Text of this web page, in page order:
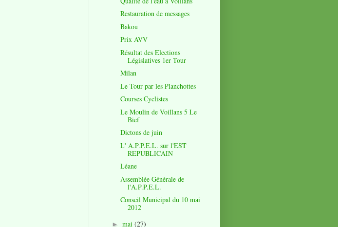
Restauration de messages
Bakou
Prix AVV
Résultat des Elections
Législatives 1er Tour
Milan
Le Tour par les Planchottes
Courses Cyclistes
Le Moulin de Voillans 5 Le
Bief
Dictons de juin
L' A.P.P.E.L. sur l'EST
REPUBLICAIN
Léane
Assemblée Générale de
l'A.P.P.E.L.
Conseil Municipal du 10 mai
2012
► mai (27)